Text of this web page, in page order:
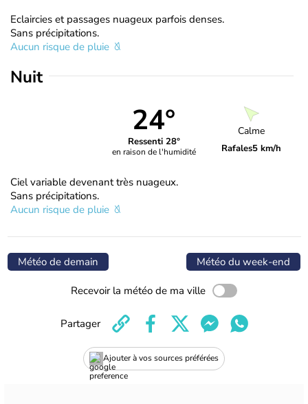
Eclaircies et passages nuageux parfois denses.
Sans précipitations.
Aucun risque de pluie
Nuit
24°
Ressenti 28°
en raison de l'humidité
Calme
Rafales5 km/h
Ciel variable devenant très nuageux.
Sans précipitations.
Aucun risque de pluie
Météo de demain Météo du week-end
Recevoir la météo de ma ville
Ajouter à vos sources préférées
Partager